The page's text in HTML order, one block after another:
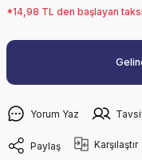
*14,98 TL den başlayan
Yorum Yaz
Paylaş Karşılaştır